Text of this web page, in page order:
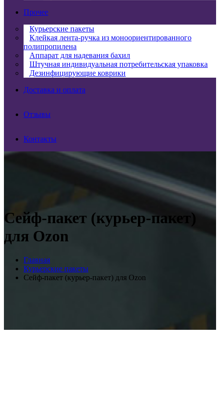
Прочее
Курьерские пакеты
Клейкая лента-ручка из моноориентированного
полипропилена
Аппарат для надевания бахил
Штучная индивидуальная потребительская упаковка
Дезинфицирующие коврики
Доставка и оплата
Отзывы
Контакты
Сейф-пакет (курьер-пакет)
для Ozon
Главная
Курьерские пакеты
Сейф-пакет (курьер-пакет) для Ozon